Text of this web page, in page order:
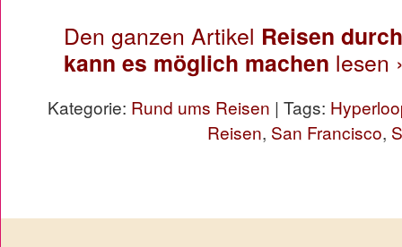
Den ganzen Artikel Reisen
kann es möglich machen lesen
Kategorie: Rund ums Reisen | Tags:
Reisen, San Francisco,